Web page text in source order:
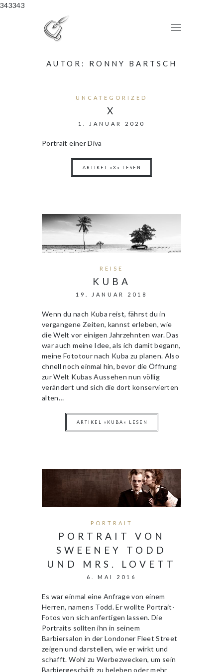
343343
AUTOR: RONNY BARTSCH
UNCATEGORIZED
X
1. JANUAR 2020
Portrait einer Diva
ARTIKEL »X« LESEN
REISE
KUBA
19. JANUAR 2018
Wenn du nach Kuba reist, fährst du in
vergangene Zeiten, kannst erleben, wie
die Welt vor einigen Jahrzehnten war. Das
war auch meine Idee, als ich damit begann,
meine Fototour nach Kuba zu planen. Also
chnell noch einmal hin, bevor die Öffnung
zur Welt Kubas Aussehen nun völlig
verändert und sich die dort konservierten
alten…
ARTIKEL »KUBA« LESEN
PORTRAIT
PORTRAIT VON
SWEENEY TODD
UND MRS. LOVETT
6. MAI 2016
Es war einmal eine Anfrage von einem
Herren, namens Todd. Er wollte Portrait-
Fotos von sich anfertigen lassen. Die
Portraits sollten ihn in seinem
Barbiersalon in der Londoner Fleet Street
zeigen und darstellen, wie er wirkt und
schafft. Wohl zu Werbezwecken, um sein
Barbiergeschäft zu beleben oder mehr